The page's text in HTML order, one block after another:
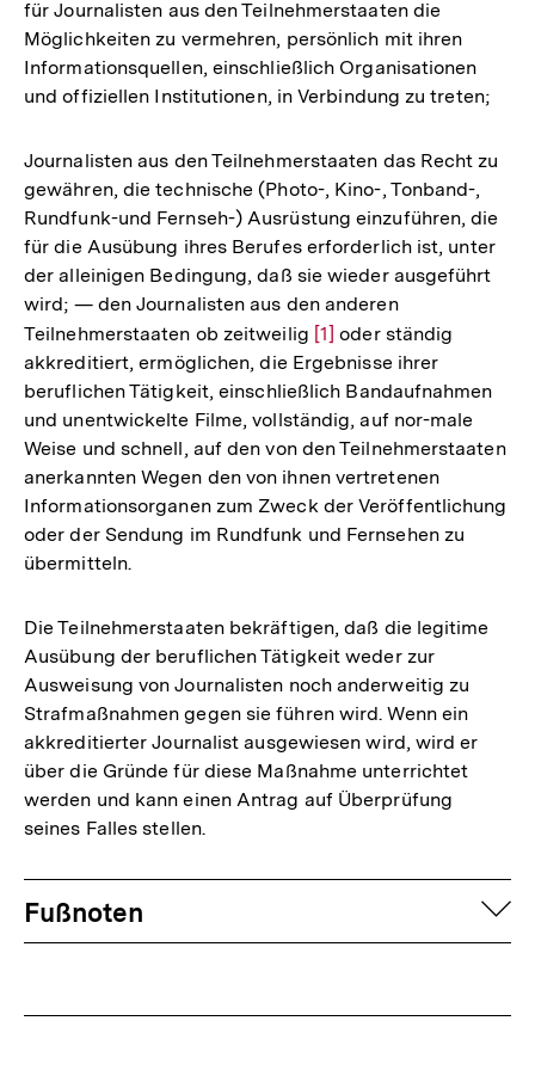
für Journalisten aus den Teilnehmerstaaten die
Möglichkeiten zu vermehren, persönlich mit ihren
Informationsquellen, einschließlich Organisationen
und offiziellen Institutionen, in Verbindung zu treten;
Journalisten aus den Teilnehmerstaaten das Recht zu
gewähren, die technische (Photo-, Kino-, Tonband-,
Rundfunk-und Fernseh-) Ausrüstung einzuführen, die
für die Ausübung ihres Berufes erforderlich ist, unter
der alleinigen Bedingung, daß sie wieder ausgeführt
wird; — den Journalisten aus den anderen
Teilnehmerstaaten ob zeitweilig Zur
Auflösung
der
Fußnote
[1] oder ständig
akkreditiert, ermöglichen, die Ergebnisse ihrer
beruflichen Tätigkeit, einschließlich Bandaufnahmen
und unentwickelte Filme, vollständig, auf nor-male
Weise und schnell, auf den von den Teilnehmerstaaten
anerkannten Wegen den von ihnen vertretenen
Informationsorganen zum Zweck der Veröffentlichung
oder der Sendung im Rundfunk und Fernsehen zu
übermitteln.
Die Teilnehmerstaaten bekräftigen, daß die legitime
Ausübung der beruflichen Tätigkeit weder zur
Ausweisung von Journalisten noch anderweitig zu
Strafmaßnahmen gegen sie führen wird. Wenn ein
akkreditierter Journalist ausgewiesen wird, wird er
über die Gründe für diese Maßnahme unterrichtet
werden und kann einen Antrag auf Überprüfung
seines Falles stellen.
Fussnoten
Fußnoten